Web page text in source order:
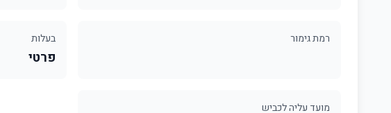
רמת גימור בעלות
פרטי
מועד עליה לכביש